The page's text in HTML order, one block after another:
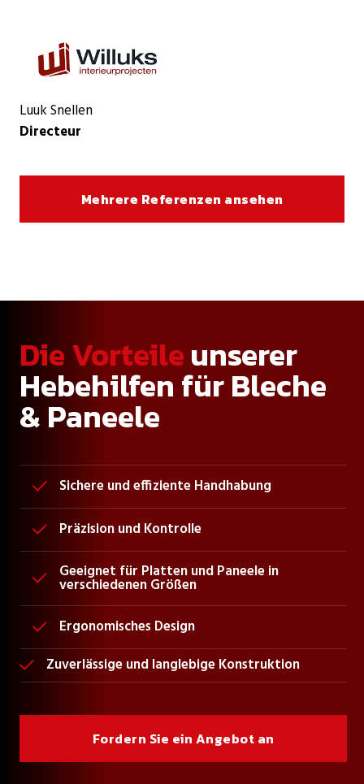
Luuk Snellen
Directeur
Mehrere Referenzen ansehen
Die Vorteileunserer
Hebehilfen für Bleche
& Paneele
 Sichere und effiziente Handhabung
 Präzision und Kontrolle
 Geeignet für Platten und Paneele in
verschiedenen Größen
 Ergonomisches Design
 Zuverlässige und langlebige Konstruktion
Fordern Sie ein Angebot an